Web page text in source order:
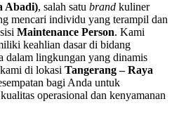
Abadi), salah satu brand kuliner
mencari individu yang terampil dan
Maintenance Person. Kami
keahlian dasar di bidang
dalam lingkungan yang dinamis
di lokasi Tangerang – Raya
bagi Anda untuk
operasional dan kenyamanan